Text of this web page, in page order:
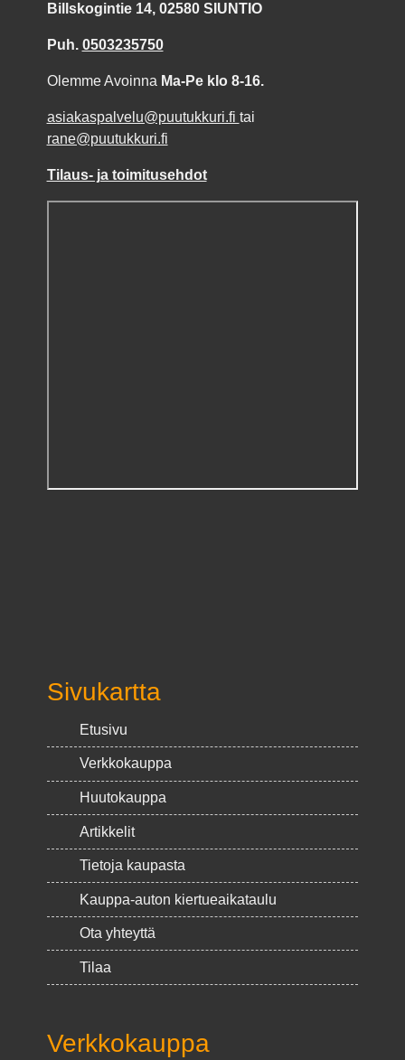
Billskogintie 14, 02580 SIUNTIO
Puh. 0503235750
Olemme Avoinna Ma-Pe klo 8-16.
asiakaspalvelu@puutukkuri.fi tai
rane@puutukkuri.fi
Tilaus- ja toimitusehdot
Sivukartta
Etusivu
Verkkokauppa
Huutokauppa
Artikkelit
Tietoja kaupasta
Kauppa-auton kiertueaikataulu
Ota yhteyttä
Tilaa
Verkkokauppa